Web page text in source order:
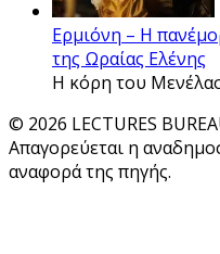
Ερμιόνη – Η
της Ωραίας Ελένης
Η κόρη του
© 2026 LECTURES
Απαγορεύεται η
αναφορά της πηγής.